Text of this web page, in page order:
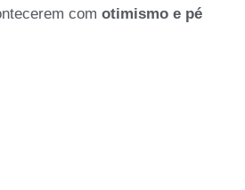
com otimismo e pé